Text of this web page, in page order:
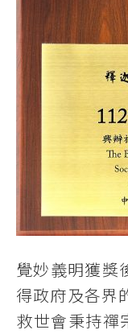
覺妙義明獲獎
得政府及各界
救世會秉持禪